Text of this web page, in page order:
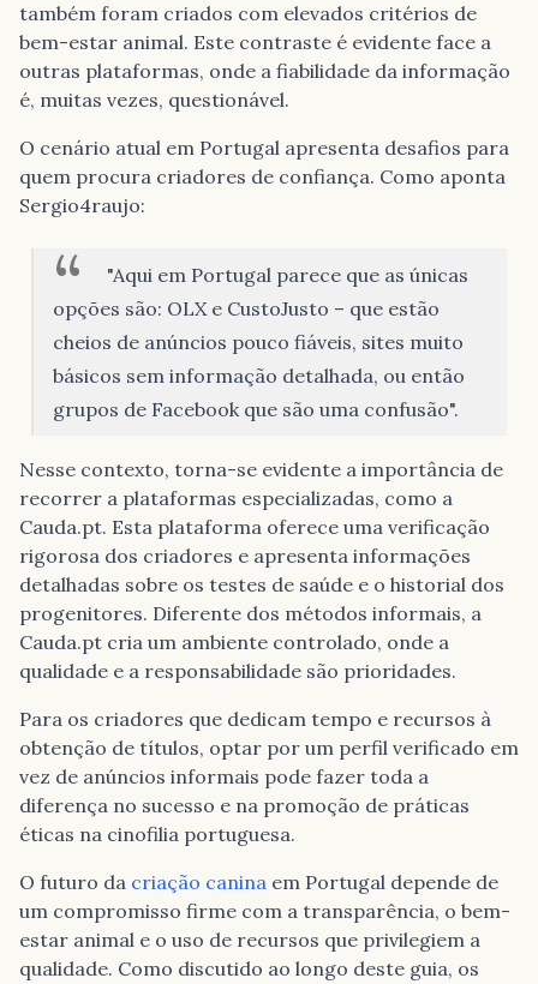
também foram criados com elevados critérios de
bem-estar animal. Este contraste é evidente face a
outras plataformas, onde a fiabilidade da informação
é, muitas vezes, questionável.
O cenário atual em Portugal apresenta desafios para
quem procura criadores de confiança. Como aponta
Sergio4raujo:
"Aqui em Portugal parece que as únicas
opções são: OLX e CustoJusto – que estão
cheios de anúncios pouco fiáveis, sites muito
básicos sem informação detalhada, ou então
grupos de Facebook que são uma confusão".
Nesse contexto, torna-se evidente a importância de
recorrer a plataformas especializadas, como a
Cauda.pt. Esta plataforma oferece uma verificação
rigorosa dos criadores e apresenta informações
detalhadas sobre os testes de saúde e o historial dos
progenitores. Diferente dos métodos informais, a
Cauda.pt cria um ambiente controlado, onde a
qualidade e a responsabilidade são prioridades.
Para os criadores que dedicam tempo e recursos à
obtenção de títulos, optar por um perfil verificado em
vez de anúncios informais pode fazer toda a
diferença no sucesso e na promoção de práticas
éticas na cinofilia portuguesa.
O futuro da criação canina em Portugal depende de
um compromisso firme com a transparência, o bem-
estar animal e o uso de recursos que privilegiem a
qualidade. Como discutido ao longo deste guia, os